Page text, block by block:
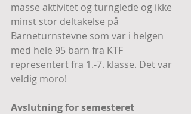
masse aktivitet og turnglede og ikke
minst stor deltakelse på
Barneturnstevne som var i helgen
med hele 95 barn fra KTF
representert fra 1.-7. klasse. Det var
veldig moro!
Avslutning for semesteret